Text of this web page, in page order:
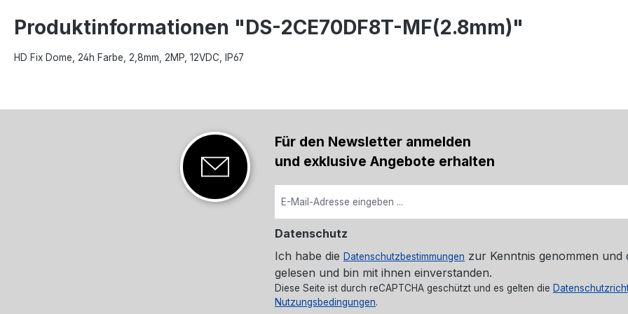
Produktinformationen "DS-2CE70DF8T-MF(2.8mm)"
HD Fix Dome, 24h Farbe, 2,8mm, 2MP, 12VDC, IP67
Für den Newsletter anmelden
und exklusive Angebote erhalten
Datenschutz
Ich habe die Datenschutzbestimmungen zur Kenntnis genommen und
gelesen und bin mit ihnen einverstanden.
Diese Seite ist durch reCAPTCHA geschützt und es gelten die
Nutzungsbedingungen.